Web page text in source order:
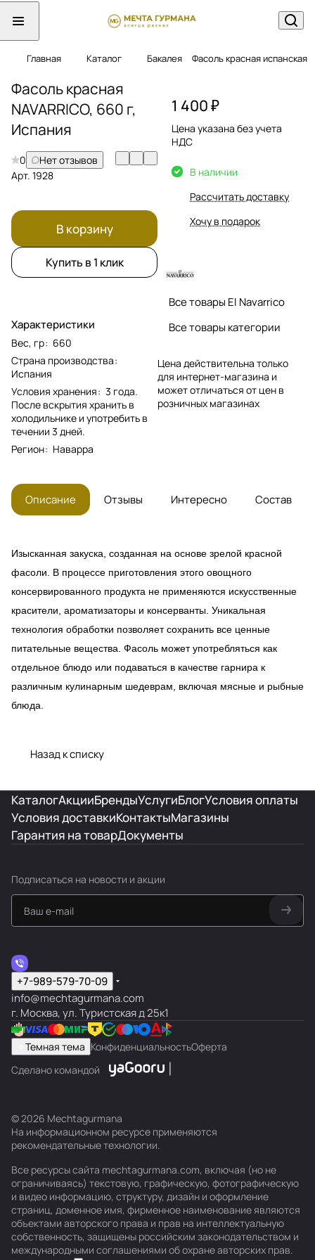
Главная Каталог Бакалея Фасоль красная испанская
Фасоль красная
NAVARRICO, 660 г,
Испания
0
Нет отзывов
Арт. 1928
В корзину
Купить в 1 клик
Характеристики
Вес, гр: 660
Страна производства:
Испания
Условия хранения: 3 года.
После вскрытия хранить в
холодильнике и употребить в
течении 3 дней.
Регион: Наварра
1 400 ₽
Цена указана без учета
НДС
В наличии
Рассчитать доставку
Хочу в подарок
Все товары El Navarrico
Все товары категории
Цена действительна только
для интернет-магазина и
может отличаться от цен в
розничных магазинах
Описание Отзывы Интересно Состав
Изысканная закуска, созданная на основе зрелой красной
фасоли. В процессе приготовления этого овощного
консервированного продукта не применяются искусственные
красители, ароматизаторы и консерванты. Уникальная
технология обработки позволяет сохранить все ценные
питательные вещества. Фасоль может употребляться как
отдельное блюдо или подаваться в качестве гарнира к
различным кулинарным шедеврам, включая мясные и рыбные
блюда.
Назад к списку
КаталогАкцииБрендыУслугиБлогУсловия оплаты
Условия доставкиКонтактыМагазины
Гарантия на товарДокументы
Подписаться на новости и акции
+7-989-579-70-09
info@mechtagurmana.com
г. Москва, ул. Туристская д 25к1
Темная тема КонфиденциальностьОферта
Сделано командой
© 2026 Mechtagurmana
На информационном ресурсе применяются
рекомендательные технологии.
Все ресурсы сайта mechtagurmana.com, включая (но не
ограничиваясь) текстовую, графическую, фотографическую
и видео информацию, структуру, дизайн и оформление
страниц, доменное имя, фирменное наименование являются
объектами авторского права и прав на интеллектуальную
собственность, защищены российским законодательством и
международными соглашениями об охране авторских прав.